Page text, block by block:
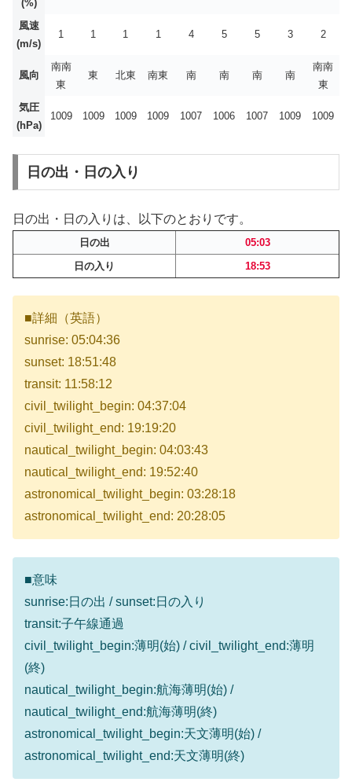
(%)
風速
(m/s)
1 1 1 1 4 5 5 3 2
風向
南南
東
東 北東 南東 南 南 南 南
南南
東
気圧
(hPa)
1009 1009 1009 1009 1007 1006 1007 1009 1009
日の出・日の入り
日の出・日の入りは、以下のとおりです。
日の出
05:03
日の入り
18:53
■詳細（英語）
sunrise: 05:04:36
sunset: 18:51:48
transit: 11:58:12
civil_twilight_begin: 04:37:04
civil_twilight_end: 19:19:20
nautical_twilight_begin: 04:03:43
nautical_twilight_end: 19:52:40
astronomical_twilight_begin: 03:28:18
astronomical_twilight_end: 20:28:05
■意味
sunrise:日の出 / sunset:日の入り
transit:子午線通過
civil_twilight_begin:薄明(始) / civil_twilight_end:薄明
(終)
nautical_twilight_begin:航海薄明(始) /
nautical_twilight_end:航海薄明(終)
astronomical_twilight_begin:天文薄明(始) /
astronomical_twilight_end:天文薄明(終)